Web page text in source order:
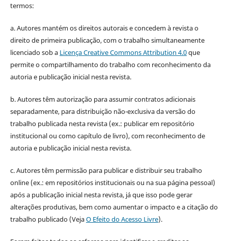
termos:
a. Autores mantém os direitos autorais e concedem à revista o
direito de primeira publicação, com o trabalho simultaneamente
licenciado sob a Licença Creative Commons Attribution 4.0que
permite o compartilhamento do trabalho com reconhecimento da
autoria e publicação inicial nesta revista.
b. Autores têm autorização para assumir contratos adicionais
separadamente, para distribuição não-exclusiva da versão do
trabalho publicada nesta revista (ex.: publicar em repositório
institucional ou como capítulo de livro), com reconhecimento de
autoria e publicação inicial nesta revista.
c. Autores têm permissão para publicar e distribuir seu trabalho
online (ex.: em repositórios institucionais ou na sua página pessoal)
após a publicação inicial nesta revista, já que isso pode gerar
alterações produtivas, bem como aumentar o impacto e a citação do
trabalho publicado (VejaO Efeito do Acesso Livre).